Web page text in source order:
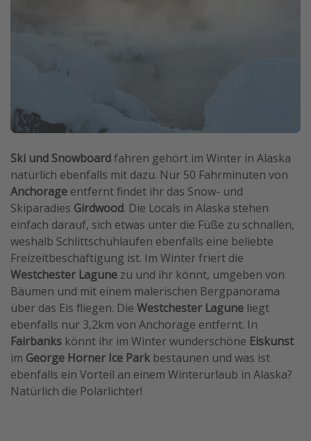
Ski und Snowboardfahren gehört im Winter in Alaska
natürlich ebenfalls mit dazu. Nur 50 Fahrminuten von
Anchorage entfernt findet ihr das Snow- und
Skiparadies Girdwood. Die Locals in Alaska stehen
einfach darauf, sich etwas unter die Füße zu schnallen,
weshalb Schlittschuhlaufen ebenfalls eine beliebte
Freizeitbeschäftigung ist. Im Winter friert die
Westchester Lagune zu und ihr könnt, umgeben von
Bäumen und mit einem malerischen Bergpanorama
über das Eis fliegen. Die Westchester Lagune liegt
ebenfalls nur 3,2km von Anchorage entfernt. In
Fairbanks könnt ihr im Winter wunderschöne Eiskunst
im George Horner Ice Park bestaunen und was ist
ebenfalls ein Vorteil an einem Winterurlaub in Alaska?
Natürlich die Polarlichter!